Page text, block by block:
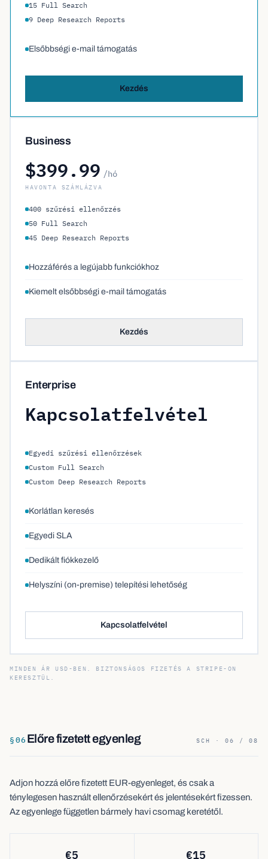
15 Full Search
9 Deep Research Reports
Elsőbbségi e-mail támogatás
Kezdés
Business
$399.99 /hó
HAVONTA SZÁMLÁZVA
400 szűrési ellenőrzés
50 Full Search
45 Deep Research Reports
Hozzáférés a legújabb funkciókhoz
Kiemelt elsőbbségi e-mail támogatás
Kezdés
Enterprise
Kapcsolatfelvétel
Egyedi szűrési ellenőrzések
Custom Full Search
Custom Deep Research Reports
Korlátlan keresés
Egyedi SLA
Dedikált fiókkezelő
Helyszíni (on-premise) telepítési lehetőség
Kapcsolatfelvétel
MINDEN ÁR USD-BEN. BIZTONSÁGOS FIZETÉS A STRIPE-ON
KERESZTÜL.
§06 Előre fizetett egyenleg SCH · 06 / 08
Adjon hozzá előre fizetett EUR-egyenleget, és csak a
ténylegesen használt ellenőrzésekért és jelentésekért fizessen.
Az egyenlege független bármely havi csomag keretétől.
€5 €15